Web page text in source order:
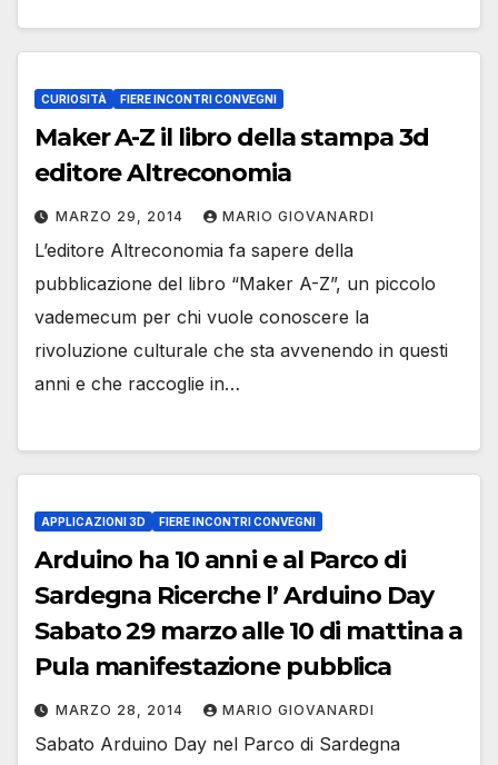
CURIOSITÀ FIERE INCONTRI CONVEGNI
Maker A-Z il libro della stampa 3d
editore Altreconomia
MARZO 29, 2014 MARIO GIOVANARDI
L’editore Altreconomia fa sapere della
pubblicazione del libro “Maker A-Z”, un piccolo
vademecum per chi vuole conoscere la
rivoluzione culturale che sta avvenendo in questi
anni e che raccoglie in…
APPLICAZIONI 3D FIERE INCONTRI CONVEGNI
Arduino ha 10 anni e al Parco di
Sardegna Ricerche l’ Arduino Day
Sabato 29 marzo alle 10 di mattina a
Pula manifestazione pubblica
MARZO 28, 2014 MARIO GIOVANARDI
Sabato Arduino Day nel Parco di Sardegna